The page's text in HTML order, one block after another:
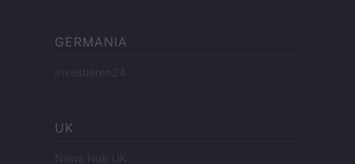
GERMANIA
Investieren24
UK
News Hub UK